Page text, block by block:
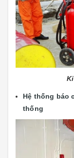
Hệ thống báo
thống